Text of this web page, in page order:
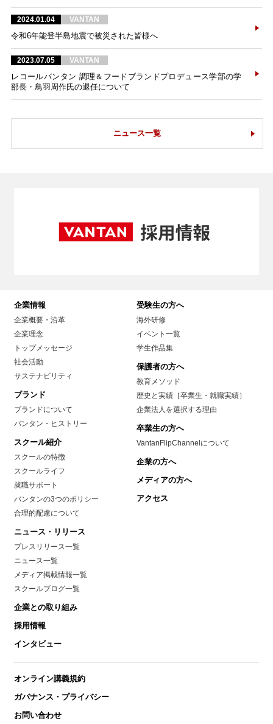
2024.01.04 VANTAN
令和6年能登半島地震で被災された皆様へ
2023.07.05 VANTAN
レコールバンタン 調理＆フードブランドプロデュース学部の学
部長・鳥羽周作氏の退任について
ニュース一覧
企業情報
企業概要・沿革
企業理念
トップメッセージ
社会活動
サステナビリティ
ブランド
ブランドについて
バンタン・ヒストリー
スクール紹介
スクールの特徴
スクールライフ
就職サポート
バンタンの3つのポリシー
合理的配慮について
ニュース・リリース
プレスリリース一覧
ニュース一覧
メディア掲載情報一覧
スクールブログ一覧
企業との取り組み
採用情報
インタビュー
受験生の方へ
海外研修
イベント一覧
学生作品集
保護者の方へ
教育メソッド
歴史と実績［卒業生・就職実績］
企業法人を選択する理由
卒業生の方へ
VantanFlipChannelについて
企業の方へ
メディアの方へ
アクセス
オンライン講義規約
ガバナンス・プライバシー
お問い合わせ